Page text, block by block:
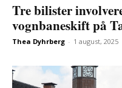
Tre bilister
vognbaneskift på
Thea Dyhrberg - 1 august, 2025